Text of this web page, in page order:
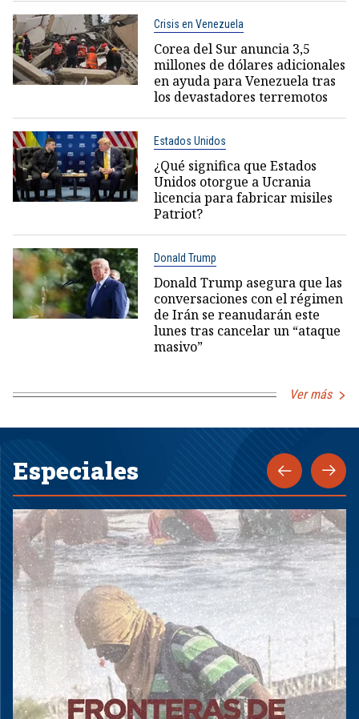
Crisis en Venezuela
Corea del Sur anuncia 3,5
millones de dólares adicionales
en ayuda para Venezuela tras
los devastadores terremotos
Estados Unidos
¿Qué significa que Estados
Unidos otorgue a Ucrania
licencia para fabricar misiles
Patriot?
Donald Trump
Donald Trump asegura que las
conversaciones con el régimen
de Irán se reanudarán este
lunes tras cancelar un “ataque
masivo”
Ver más
Especiales